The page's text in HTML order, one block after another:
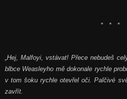
* * *
„Hej, Malfoyi, vstávat! Přece nebudeš
blbce Weasleyho mě dokonale rychle
v tom šoku rychle otevřel oči. Palčivé
zavřít.